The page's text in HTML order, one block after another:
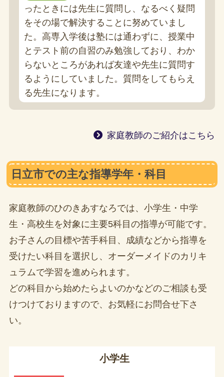
ったときには先生に質問し、なるべく疑問
をその場で解決することに努めていまし
た。高専入学後は塾には通わずに、授業中
とテスト前の自習のみ勉強しており、わか
らないところがあれば友達や先生に質問す
るようにしていました。質問をしてもらえ
る先生になります。
家庭教師のご紹介はこちら
日立市での主な指導学年・科目
家庭教師のひのきあすなろでは、小学生・中学
生・高校生を対象に主要5科目の指導が可能です。
お子さんの目標や苦手科目、成績などから指導を
受けたい科目を選択し、オーダーメイドのカリキ
ュラムで学習を進められます。
どの科目から始めたらよいのかなどのご相談も受
けつけておりますので、お気軽にお問合せ下さ
い。
小学生